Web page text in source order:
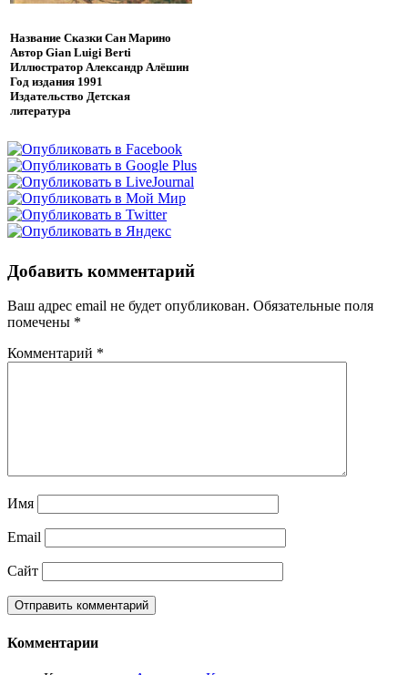
Название Сказки Сан Марино
Автор Gian Luigi Berti
Иллюстратор Александр Алёшин
Год издания 1991
Издательство Детская
литература
Добавить комментарий
Ваш адрес email не будет опубликован. Обязательные поля
помечены *
Комментарий *
Имя
Email
Сайт
Комментарии